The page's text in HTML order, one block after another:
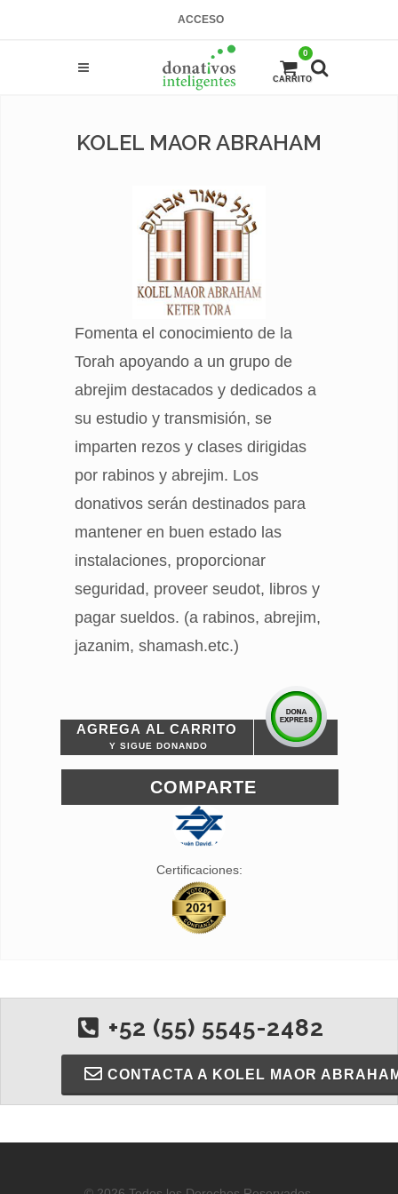
ACCESO
0
CARRITO
KOLEL MAOR ABRAHAM
Fomenta el conocimiento de la
Torah apoyando a un grupo de
abrejim destacados y dedicados a
su estudio y transmisión, se
imparten rezos y clases dirigidas
por rabinos y abrejim. Los
donativos serán destinados para
mantener en buen estado las
instalaciones, proporcionar
seguridad, proveer seudot, libros y
pagar sueldos. (a rabinos, abrejim,
jazanim, shamash.etc.)
AGREGA AL CARRITO
Y SIGUE DONANDO
COMPARTE
Avalado por:
Certificaciones:
+52 (55) 5545-2482
CONTACTA A KOLEL MAOR